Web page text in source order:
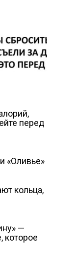
перед
«Оливье»
кольца,
—
которое